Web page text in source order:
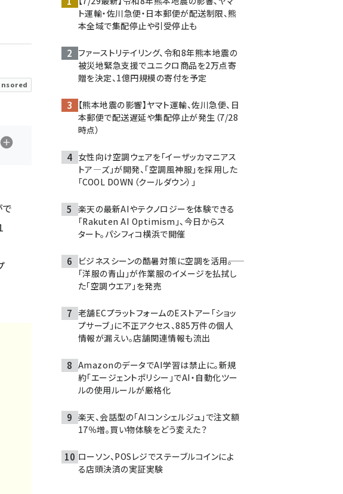
ト運輸・佐川急便・日本郵便が配送制限、熊
本全域で集配停止や引受停止も
ファーストリテイリング、令和8年熊本地震の
被災地緊急支援でユニクロ商品を2万点寄
贈を決定、1億円規模の寄付を予定
【熊本地震の影響】ヤマト運輸、佐川急便、日
本郵便で配送遅延や集配停止が発生（7/28
時点）
女性向け空調ウェアを「イーザッカマニアス
トア―ズ」が開発、「空調風神服」を採用した
「COOL DOWN（クールダウン）」
楽天の最新AIやテクノロジーを体験できる
「Rakuten AI Optimism」、今日からス
タート。パシフィコ横浜で開催
ビジネスシーンの酷暑対策に空調を活用――。
「洋服の青山」が作業服のイメージを払拭し
た「空調ウエア」を発売
老舗ECプラットフォームのEストアー「ショッ
プサーブ」に不正アクセス、885万件の個人
情報が漏えい。店舗関連情報も流出
AmazonのデータでAI学習は禁止に。新規
約「エージェントポリシー」でAI・自動化ツー
ルの使用ルールが厳格化
楽天、会話型の「AIコンシェルジュ」で注文額
17％増。買い物体験をどう変えた？
ローソン、POSレジでステーブルコインによ
る店頭決済の実証実験